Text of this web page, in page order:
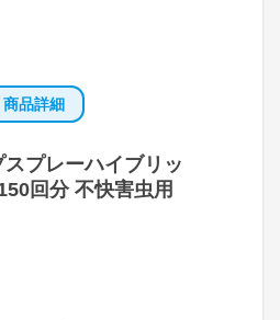
商品詳細
プレーハイブリッ
回分 不快害虫用